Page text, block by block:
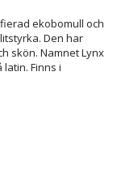
ekobomull och
Den har
skön. Namnet Lynx
Finns i